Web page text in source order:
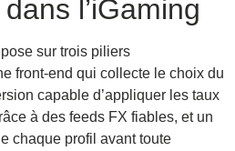
l’iGaming
sur trois piliers
front‑end qui collecte le choix du
capable d’appliquer les taux
à des feeds FX fiables, et un
chaque profil avant toute